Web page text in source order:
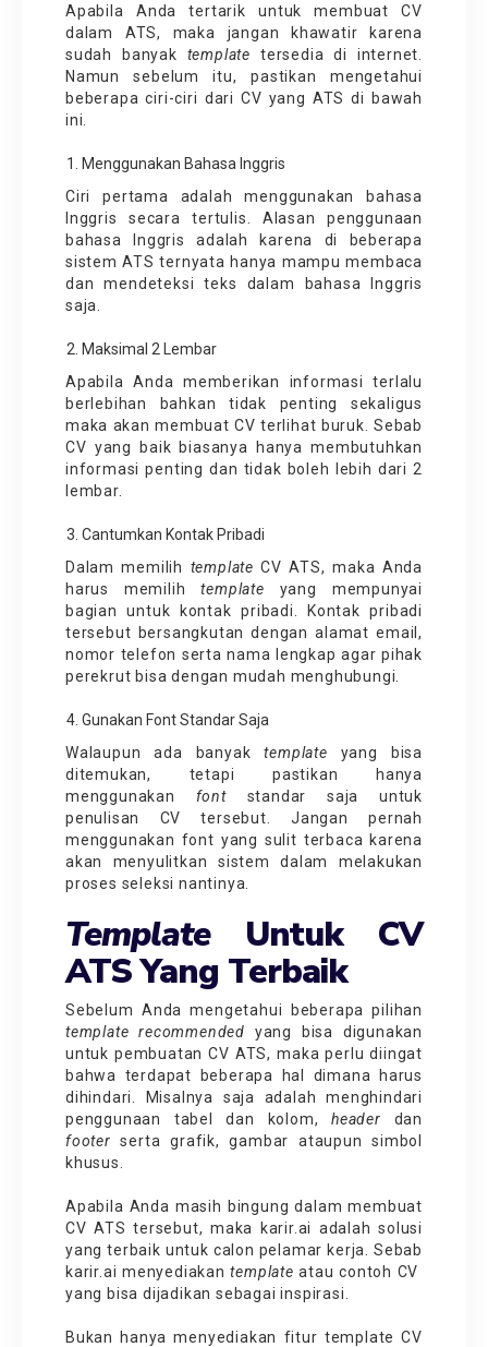
Apabila Anda tertarik untuk membuat CV
dalam ATS, maka jangan khawatir karena
sudah banyak template tersedia di internet.
Namun sebelum itu, pastikan mengetahui
beberapa ciri-ciri dari CV yang ATS di bawah
ini.
Menggunakan Bahasa Inggris
Ciri pertama adalah menggunakan bahasa
Inggris secara tertulis. Alasan penggunaan
bahasa Inggris adalah karena di beberapa
sistem ATS ternyata hanya mampu membaca
dan mendeteksi teks dalam bahasa Inggris
saja.
Maksimal 2 Lembar
Apabila Anda memberikan informasi terlalu
berlebihan bahkan tidak penting sekaligus
maka akan membuat CV terlihat buruk. Sebab
CV yang baik biasanya hanya membutuhkan
informasi penting dan tidak boleh lebih dari 2
lembar.
Cantumkan Kontak Pribadi
Dalam memilih template CV ATS, maka Anda
harus memilih template yang mempunyai
bagian untuk kontak pribadi. Kontak pribadi
tersebut bersangkutan dengan alamat email,
nomor telefon serta nama lengkap agar pihak
perekrut bisa dengan mudah menghubungi.
Gunakan Font Standar Saja
Walaupun ada banyaktemplate yang bisa
ditemukan, tetapi pastikan hanya
menggunakan font standar saja untuk
penulisan CV tersebut. Jangan pernah
menggunakan font yang sulit terbaca karena
akan menyulitkan sistem dalam melakukan
proses seleksi nantinya.
TemplateUntuk CV
ATS Yang Terbaik
Sebelum Anda mengetahui beberapa pilihan
template recommended yang bisa digunakan
untuk pembuatan CV ATS, maka perlu diingat
bahwa terdapat beberapa hal dimana harus
dihindari. Misalnya saja adalah menghindari
penggunaan tabel dan kolom,header dan
footerserta grafik, gambar ataupun simbol
khusus.
Apabila Anda masih bingung dalam membuat
CV ATS tersebut, maka karir.ai adalah solusi
yang terbaik untuk calon pelamar kerja. Sebab
karir.ai menyediakantemplate ataucontoh CV
yang bisa dijadikan sebagai inspirasi.
Bukan hanya menyediakan fitur template CV